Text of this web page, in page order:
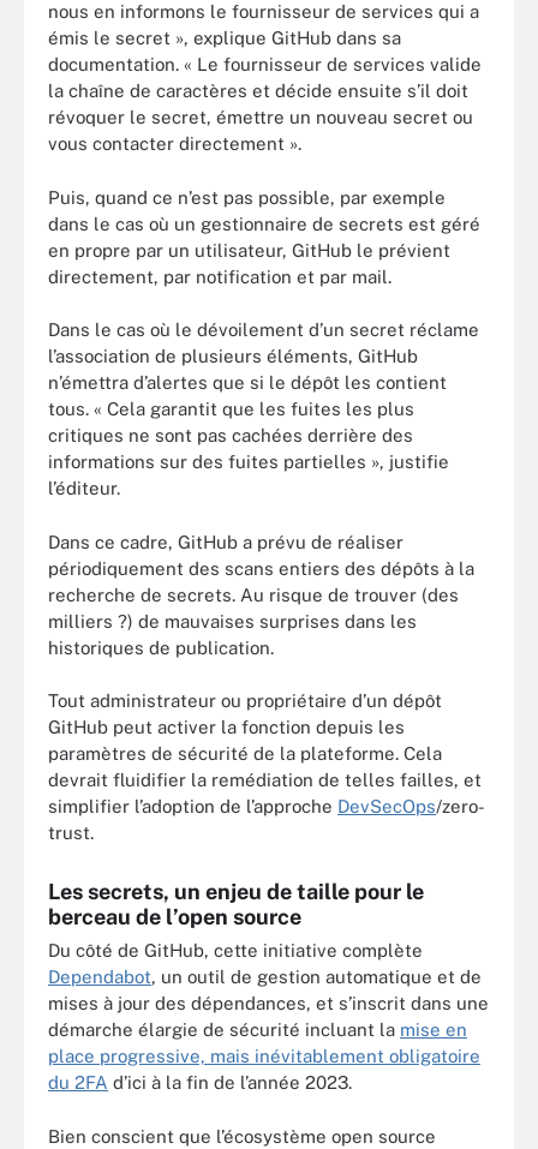
nous en informons le fournisseur de services qui a
émis le secret », explique GitHub dans sa
documentation. « Le fournisseur de services valide
la chaîne de caractères et décide ensuite s’il doit
révoquer le secret, émettre un nouveau secret ou
vous contacter directement ».
Puis, quand ce n’est pas possible, par exemple
dans le cas où un gestionnaire de secrets est géré
en propre par un utilisateur, GitHub le prévient
directement, par notification et par mail.
Dans le cas où le dévoilement d’un secret réclame
l’association de plusieurs éléments, GitHub
n’émettra d’alertes que si le dépôt les contient
tous. « Cela garantit que les fuites les plus
critiques ne sont pas cachées derrière des
informations sur des fuites partielles », justifie
l’éditeur.
Dans ce cadre, GitHub a prévu de réaliser
périodiquement des scans entiers des dépôts à la
recherche de secrets. Au risque de trouver (des
milliers ?) de mauvaises surprises dans les
historiques de publication.
Tout administrateur ou propriétaire d’un dépôt
GitHub peut activer la fonction depuis les
paramètres de sécurité de la plateforme. Cela
devrait fluidifier la remédiation de telles failles, et
simplifier l’adoption de l’approche DevSecOps/zero-
trust.
Les secrets, un enjeu de taille pour le
berceau de l’open source
Du côté de GitHub, cette initiative complète
Dependabot, un outil de gestion automatique et de
mises à jour des dépendances, et s’inscrit dans une
démarche élargie de sécurité incluant la mise en
place progressive, mais inévitablement obligatoire
du 2FA d’ici à la fin de l’année 2023.
Bien conscient que l’écosystème open source